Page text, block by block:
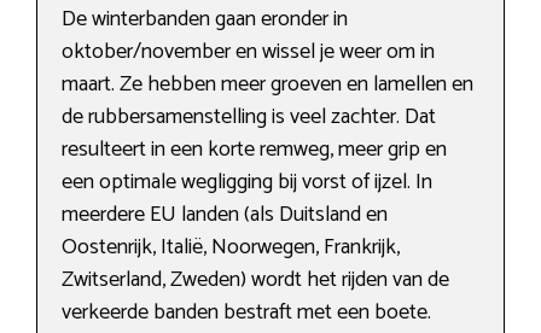
De winterbanden gaan eronder in
oktober/november en wissel je weer om in
maart. Ze hebben meer groeven en lamellen en
de rubbersamenstelling is veel zachter. Dat
resulteert in een korte remweg, meer grip en
een optimale wegligging bij vorst of ijzel. In
meerdere EU landen (als Duitsland en
Oostenrijk, Italië, Noorwegen, Frankrijk,
Zwitserland, Zweden) wordt het rijden van de
verkeerde banden bestraft met een boete.